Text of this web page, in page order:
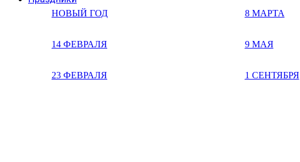
НОВЫЙ ГОД
14 ФЕВРАЛЯ
23 ФЕВРАЛЯ
8 МАРТА
9 МАЯ
1 СЕНТЯБРЯ